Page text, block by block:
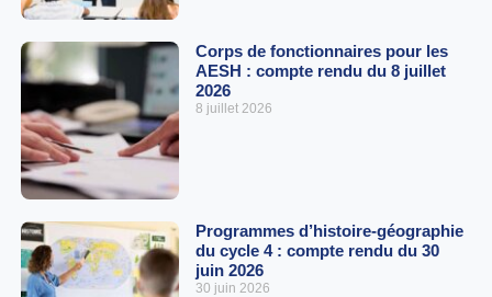
Corps de fonctionnaires pour les
AESH : compte rendu du 8 juillet
2026
8 juillet 2026
Programmes d’histoire-géographie
du cycle 4 : compte rendu du 30
juin 2026
30 juin 2026